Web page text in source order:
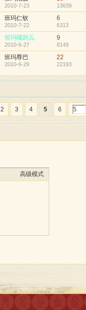
2010-7-23 13639
班玛仁钦
2010-7-22
6
6313
班玛哦则儿
2010-6-27
9
8149
班玛尊巴
2010-6-29
22
22193
2 3 4 5 6
高级模式